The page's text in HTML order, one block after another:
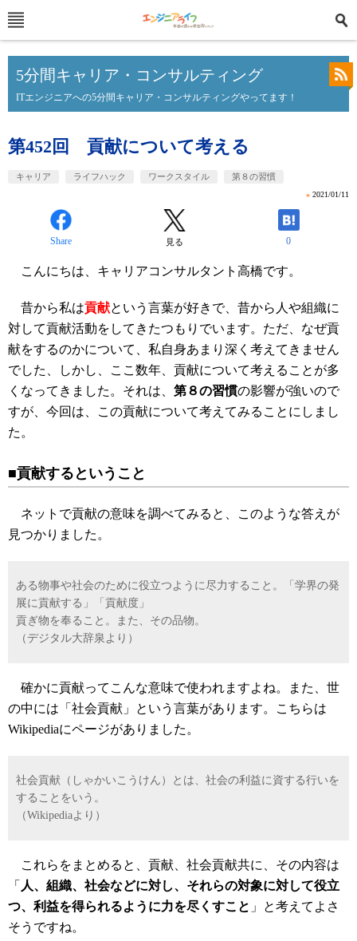
5分間キャリア・コンサルティング
ITエンジニアへの5分間キャリア・コンサルティングやってます！
第452回 貢献について考える
キャリア ライフハック ワークスタイル 第８の習慣
» 2021/01/11
Share 見る 0
こんにちは、キャリアコンサルタント高橋です。
昔から私は貢献という言葉が好きで、昔から人や組織に
対して貢献活動をしてきたつもりでいます。ただ、なぜ貢
献をするのかについて、私自身あまり深く考えてきません
でした、しかし、ここ数年、貢献について考えることが多
くなってきました。それは、 第８の習慣の影響が強いので
すが、今回は、この貢献について考えてみることにしまし
た。
■貢献するということ
ネットで貢献の意味を調べてみると、このような答えが
見つかりました。
ある物事や社会のために役立つように尽力すること。「学界の発
展に貢献する」「貢献度」
貢ぎ物を奉ること。また、その品物。
（デジタル大辞泉より）
確かに貢献ってこんな意味で使われますよね。また、世
の中には「社会貢献」という言葉があります。こちらは
Wikipediaにページがありました。
社会貢献（しゃかいこうけん）とは、社会の利益に資する行いを
することをいう。
（Wikipediaより）
これらをまとめると、貢献、社会貢献共に、その内容は
「 人、組織、社会などに対し、それらの対象に対して役立
つ、利益を得られるように力を尽くすこと 」と考えてよさ
そうですね。